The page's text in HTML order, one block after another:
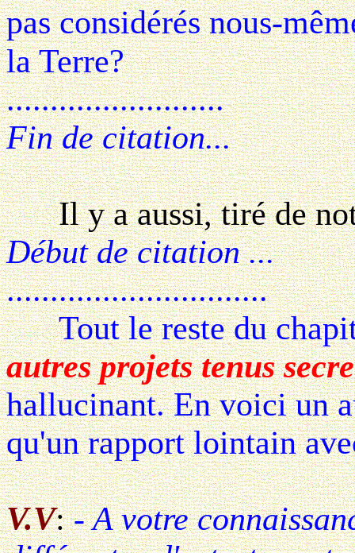
pas considérés nous-
la Terre?
.........................
Fin de citation...
Il y a aussi, tiré de
Début de citation ...
..............................
Tout le reste du
autres projets tenus
hallucinant. En voici un
qu'un rapport lointain
V.V:- A votre